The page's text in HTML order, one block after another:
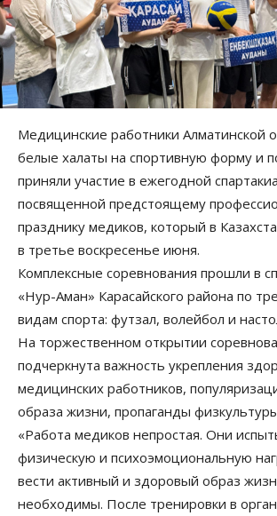
Медицинские работники Алматинской
белые халаты на спортивную форму и
приняли участие в ежегодной
посвященной предстоящему
празднику медиков, который в
в третье воскресенье июня.
Комплексные соревнования прошли в
«Нур-Аман» Карасайского района по
видам спорта: футзал, волейбол и
На торжественном открытии
подчеркнута важность укрепления
медицинских работников,
образа жизни, пропаганды
«Работа медиков непростая. Они
физическую и психоэмоциональную
вести активный и здоровый образ
необходимы. После тренировки в